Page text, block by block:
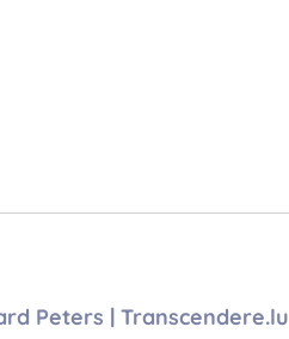
Peters | Transcendere.lu